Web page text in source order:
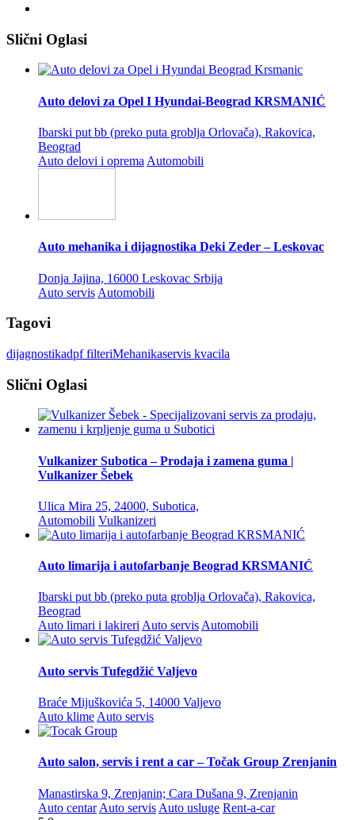
Slični Oglasi
Auto delovi za Opel I Hyundai-Beograd KRSMANIĆ
Ibarski put bb (preko puta groblja Orlovača), Rakovica,
Beograd
Auto delovi i oprema Automobili
Auto mehanika i dijagnostika Deki Zeder – Leskovac
Donja Jajina, 16000 Leskovac Srbija
Auto servis Automobili
Tagovi
dijagnostikadpf filteriMehanikaservis kvacila
Slični Oglasi
Vulkanizer Subotica – Prodaja i zamena guma |
Vulkanizer Šebek
Ulica Mira 25, 24000, Subotica,
Automobili Vulkanizeri
Auto limarija i autofarbanje Beograd KRSMANIĆ
Ibarski put bb (preko puta groblja Orlovača), Rakovica,
Beograd
Auto limari i lakireriAuto servisAutomobili
Auto servis Tufegdžić Valjevo
Braće Mijuškovića 5, 14000 Valjevo
Auto klime Auto servis
Auto salon, servis i rent a car – Točak Group Zrenjanin
Manastirska 9, Zrenjanin; Cara Dušana 9, Zrenjanin
Auto centar Auto servis Auto usluge Rent-a-car